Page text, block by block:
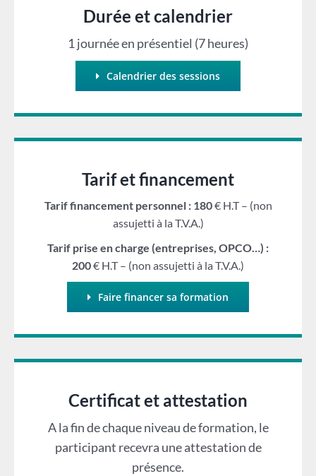
Durée et calendrier
1 journée en présentiel (7 heures)
Calendrier des sessions
Tarif et financement
Tarif financement personnel : 180€ H.T – (non
assujetti à la T.V.A.)
Tarif prise en charge (entreprises, OPCO…) :
200€ H.T – (non assujetti à la T.V.A.)
Faire financer sa formation
Certificat et attestation
A la fin de chaque niveau de formation, le
participant recevra une attestation de
présence.